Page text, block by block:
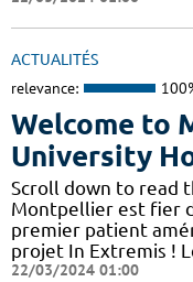
ACTUALITÉS
relevance:
Welcome to
University
Scroll down to read
Montpellier est fier
premier patient
projet In Extremis !
22/03/2024 01:00